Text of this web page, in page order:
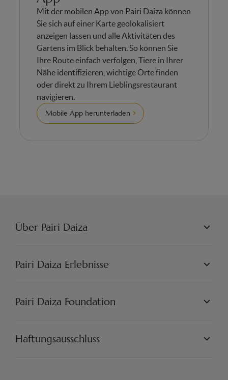
Mit der mobilen App von Pairi Daiza können
Sie sich auf einer Karte geolokalisiert
anzeigen lassen und alle Aktivitäten des
Gartens im Blick behalten. So können Sie
Ihre Route einfach verfolgen, Tiere in Ihrer
Nähe identifizieren, wichtige Orte finden
oder direkt zu Ihrem Lieblingsrestaurant
navigieren.
Mobile App herunterladen
Über Pairi Daiza
PHILOSOPHIE
JOBS
KÜNSTLERISCH
Pairi Daiza Erlebnisse
PAIRI DAIZA ERLEBNISSE
PAIRI DAIZA RESORT
Pairi Daiza Foundation
UNSERE PROJEKTE
ENGAGIEREN SIE SICH
Haftungsausschluss